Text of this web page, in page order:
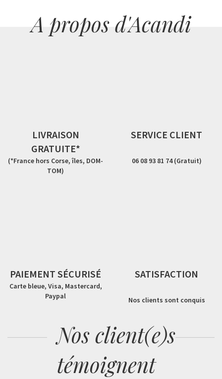
A propos d'Acandi
LIVRAISON
GRATUITE*
(*France hors Corse, îles, DOM-
TOM)
SERVICE CLIENT
06 08 93 81 74 (Gratuit)
PAIEMENT SÉCURISÉ
Carte bleue, Visa, Mastercard,
Paypal
SATISFACTION
Nos clients sont conquis
Nos client(e)s
témoignent